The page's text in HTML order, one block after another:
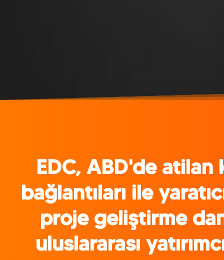
EDC, ABD'de atilan
bağlantıları ile
proje geliştirme
uluslararası